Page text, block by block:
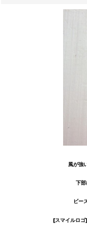
風が強
下部
ビー
[スマイルロゴ